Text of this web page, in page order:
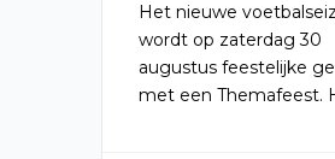
Het nieuwe
wordt op zaterdag 30
augustus feestelijke
met een Themafeest.